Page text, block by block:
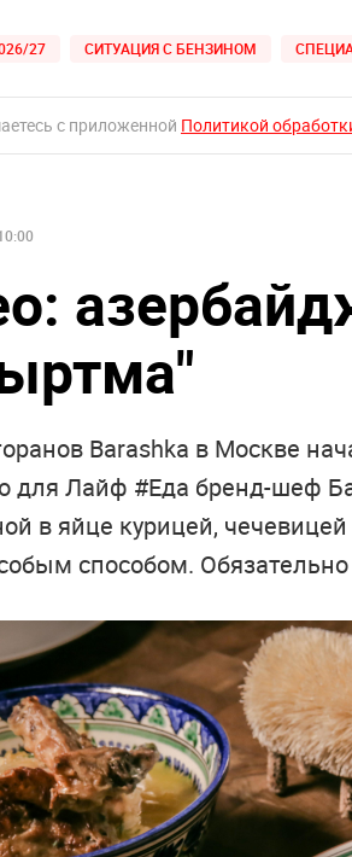
27 СИТУАЦИЯ С БЕНЗИНОМ
с приложенной Политикой
Barashka в Москве
для Лайф #Еда бренд-шеф
в яйце курицей,
способом.